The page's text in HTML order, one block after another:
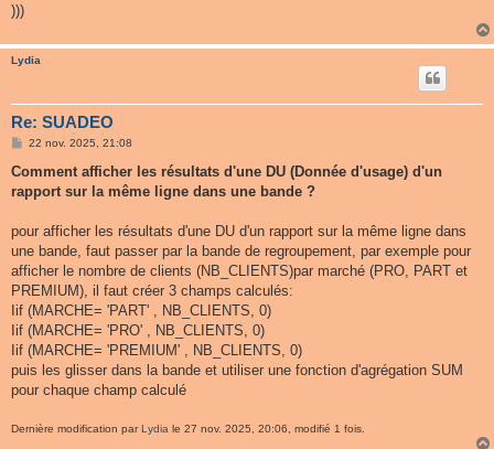
)))
Lydia
Re: SUADEO
M
s
a
22 nov. 2025, 21:08
Comment afficher les résultats d'une DU (Donnée d'usage) d'un
rapport sur la même ligne dans une bande ?
pour afficher les résultats d'une DU d'un rapport sur la même ligne dans
une bande, faut passer par la bande de regroupement, par exemple pour
afficher le nombre de clients (NB_CLIENTS)par marché (PRO, PART et
PREMIUM), il faut créer 3 champs calculés:
Iif (MARCHE= 'PART' , NB_CLIENTS, 0)
Iif (MARCHE= 'PRO' , NB_CLIENTS, 0)
Iif (MARCHE= 'PREMIUM' , NB_CLIENTS, 0)
puis les glisser dans la bande et utiliser une fonction d'agrégation SUM
pour chaque champ calculé
Dernière modification parLydia le 27 nov. 2025, 20:06, modifié 1 fois.